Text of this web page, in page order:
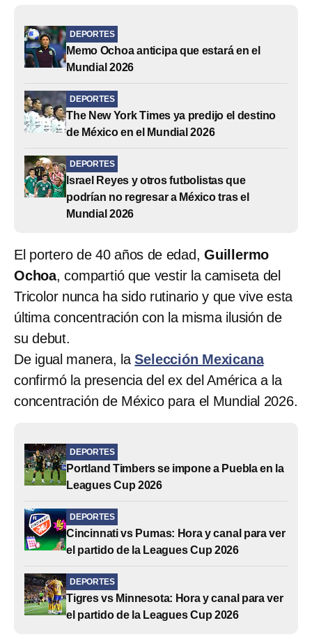
DEPORTES
Memo Ochoa anticipa que estará en el
Mundial 2026
DEPORTES
The New York Times ya predijo el destino
de México en el Mundial 2026
DEPORTES
Israel Reyes y otros futbolistas que
podrían no regresar a México tras el
Mundial 2026
El portero de 40 años de edad, Guillermo
Ochoa, compartió que vestir la camiseta del
Tricolor nunca ha sido rutinario y que vive esta
última concentración con la misma ilusión de
su debut.
De igual manera, laSelección Mexicana
confirmó la presencia del ex del América a la
concentración de México para el Mundial 2026.
DEPORTES
Portland Timbers se impone a Puebla en la
Leagues Cup 2026
DEPORTES
Cincinnati vs Pumas: Hora y canal para ver
el partido de la Leagues Cup 2026
DEPORTES
Tigres vs Minnesota: Hora y canal para ver
el partido de la Leagues Cup 2026